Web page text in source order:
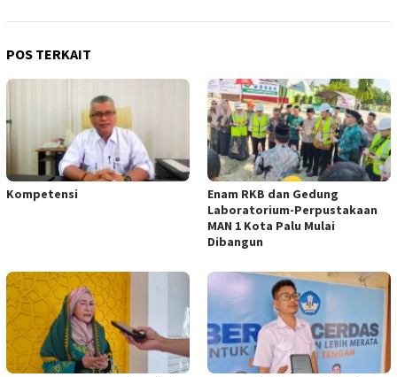
POS TERKAIT
Kompetensi
Enam RKB dan Gedung
Laboratorium-Perpustakaan
MAN 1 Kota Palu Mulai
Dibangun